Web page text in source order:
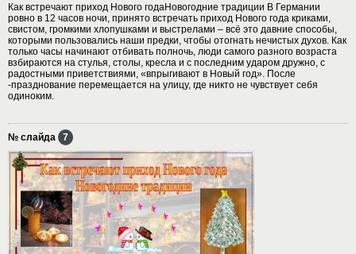
Как встречают приход Нового годаНовогодние традиции В Германии
ровно в 12 часов ночи, принято встречать приход Нового года криками,
свистом, громкими хлопушками и выстрелами – всё это давние способы,
которыми пользовались наши предки, чтобы отогнать нечистых духов. Как
только часы начинают отбивать полночь, люди самого разного возраста
взбираются на стулья, столы, кресла и с последним ударом дружно, с
радостными приветствиями, «впрыгивают в Новый год». После
-празднование перемещается на улицу, где никто не чувствует себя
одиноким.
№ слайда 7